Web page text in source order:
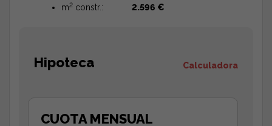
m2 constr.: 2.596 €
Hipoteca Calculadora
CUOTA MENSUAL